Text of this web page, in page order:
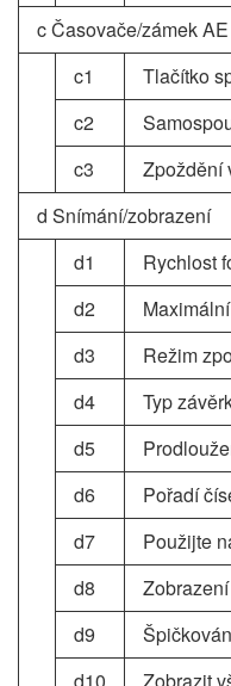
c Časovače/zámek AE
c1
Tlačítko
c2
c3
Zpoždění
d Snímání/zobrazení
d1
Rychlost
d2
d3
Režim
d4
Typ
d5
d6
Pořadí
d7
Použijte
d8
d9